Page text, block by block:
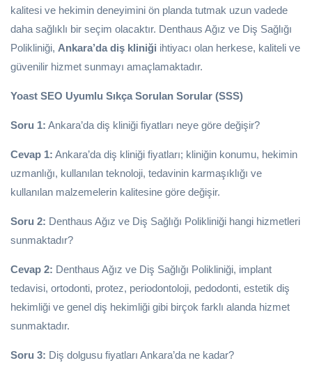
kalitesi ve hekimin deneyimini ön planda tutmak uzun vadede
daha sağlıklı bir seçim olacaktır. Denthaus Ağız ve Diş Sağlığı
Polikliniği, Ankara’da diş kliniği ihtiyacı olan herkese, kaliteli ve
güvenilir hizmet sunmayı amaçlamaktadır.
Yoast SEO Uyumlu Sıkça Sorulan Sorular (SSS)
Soru 1: Ankara’da diş kliniği fiyatları neye göre değişir?
Cevap 1: Ankara’da diş kliniği fiyatları; kliniğin konumu, hekimin
uzmanlığı, kullanılan teknoloji, tedavinin karmaşıklığı ve
kullanılan malzemelerin kalitesine göre değişir.
Soru 2: Denthaus Ağız ve Diş Sağlığı Polikliniği hangi hizmetleri
sunmaktadır?
Cevap 2: Denthaus Ağız ve Diş Sağlığı Polikliniği, implant
tedavisi, ortodonti, protez, periodontoloji, pedodonti, estetik diş
hekimliği ve genel diş hekimliği gibi birçok farklı alanda hizmet
sunmaktadır.
Soru 3: Diş dolgusu fiyatları Ankara’da ne kadar?